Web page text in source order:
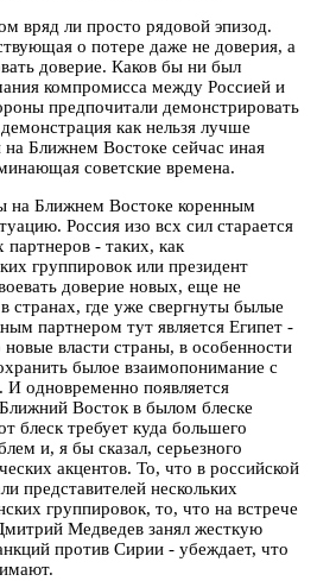
вряд ли просто рядовой эпизод.
о потере даже не доверия, а
доверие. Каков бы ни был
компромисса между Россией и
предпочитали демонстрировать
как нельзя лучше
на Ближнем Востоке сейчас иная
советские времена.
на Ближнем Востоке коренным
Россия изо всх сил старается
- таких, как
группировок или президент
доверие новых, еще не
где уже свергнуты былые
партнером тут является Египет -
власти страны, в особенности
былое взаимопонимание с
одновременно появляется
Восток в былом блеске
блеск требует куда большего
и, я бы сказал, серьезного
акцентов. То, что в российской
представителей нескольких
группировок, то, что на встрече
Медведев занял жесткую
против Сирии - убеждает, что